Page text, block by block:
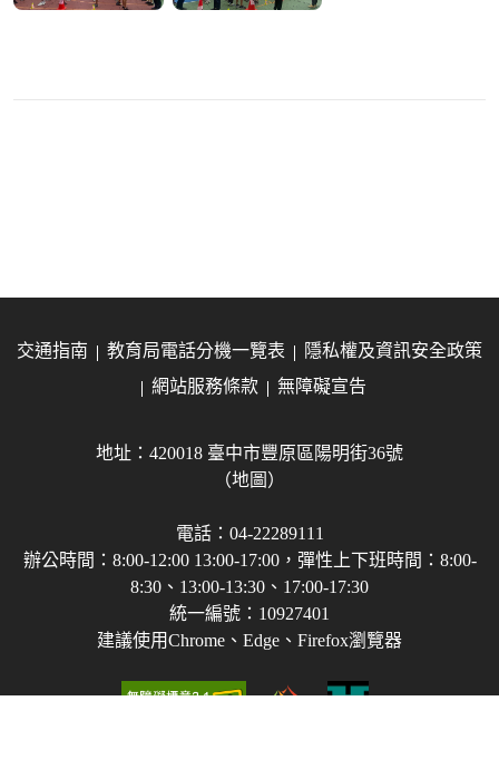
交通指南 教育局電話分機一覽表
隱私權及資訊安全政策
網站服務條款
無障礙宣告
地址：420018 臺中市豐原區陽明街36號
（地圖）
電話：04-22289111
辦公時間：8:00-12:00 13:00-17:00，彈性上下班時間：8:00-
8:30、13:00-13:30、17:00-17:30
統一編號：10927401
建議使用Chrome、Edge、Firefox瀏覽器